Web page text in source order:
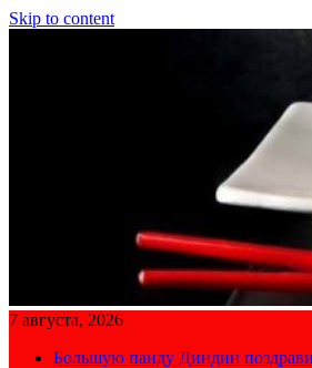
Skip to content
7 августа, 2026
Большую панду Диндин